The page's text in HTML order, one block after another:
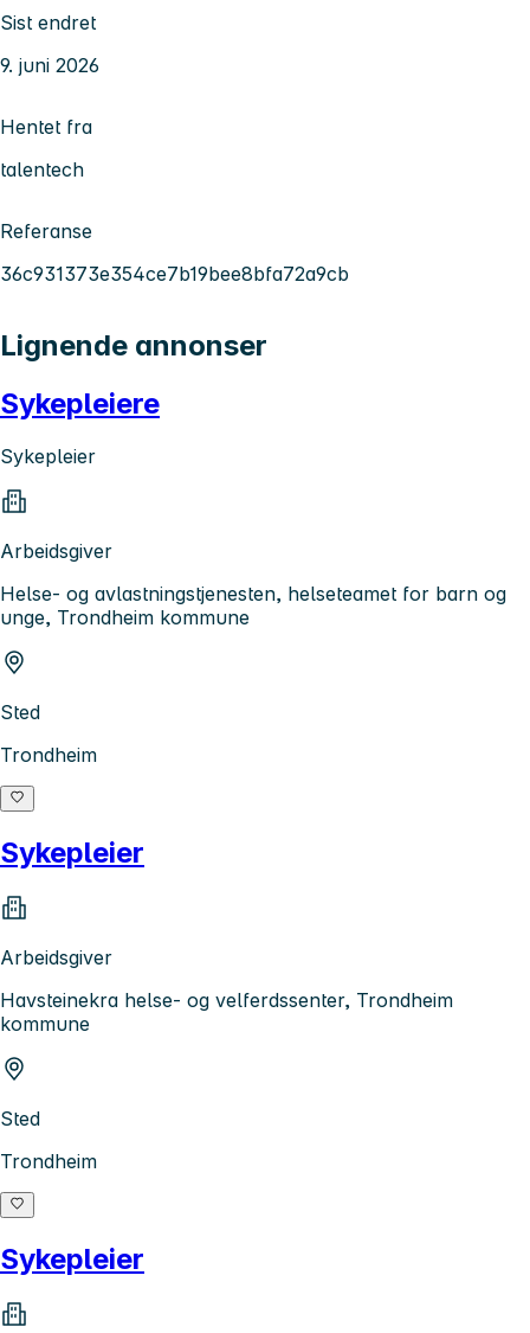
Sist endret
9. juni 2026
Hentet fra
talentech
Referanse
36c931373e354ce7b19bee8bfa72a9cb
Lignende annonser
Sykepleiere
Sykepleier
Arbeidsgiver
Helse- og avlastningstjenesten, helseteamet for barn og
unge, Trondheim kommune
Sted
Trondheim
Sykepleier
Arbeidsgiver
Havsteinekra helse- og velferdssenter, Trondheim
kommune
Sted
Trondheim
Sykepleier